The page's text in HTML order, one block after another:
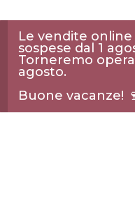
Le vendite online
sospese dal 1
Torneremo
agosto.
Buone vacanze!